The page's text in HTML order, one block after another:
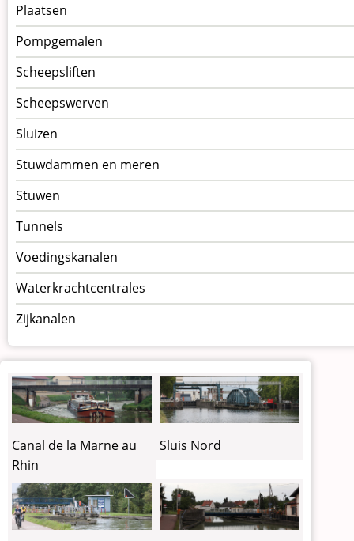
Plaatsen
Pompgemalen
Scheepsliften
Scheepswerven
Sluizen
Stuwdammen en meren
Stuwen
Tunnels
Voedingskanalen
Waterkrachtcentrales
Zijkanalen
Canal de la Marne au
Rhin
Sluis Nord